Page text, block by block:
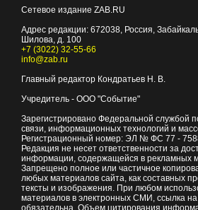
Сетевое издание ZAB.RU
Адрес редакции: 672038, Россия,
Шилова, д. 100
+7 (3022) 32-55-66
info@zab.ru
Главный редактор Кондратьев Н. В.
Учредитель - ООО "Событие"
Зарегистрировано Федеральной службой
связи, информационных технологий и
Регистрационный номер: ЭЛ № ФС 77 -
Редакция не несет ответственности за
информации, содержащейся в рекламных
Запрещено полное или частичное
любых материалов сайта, как составных
тексты и изображения. При любом
материалов в электронных СМИ, ссылка
обязательна. Объем цитирования